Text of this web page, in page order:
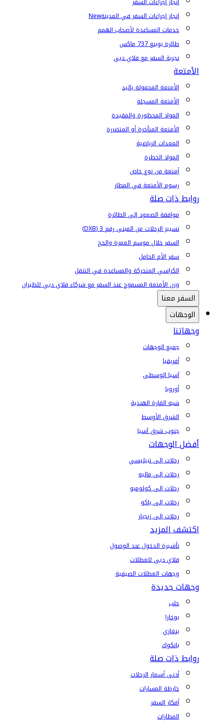
إنجاز إجراءات السفر في المدينةNew
خدمات المساعدة لأصحاب الهمم
طائرة بوينغ 737 ماكس
تجربة السفر مع فلاي دبي
الأمتعة
الأمتعة المحمولة باليد
الأمتعة المسجلة
المواد المحظورة والمقيدة
الأمتعة المتأخرة أو المتضررة
المعدات الرياضية
المواد الخطرة
أمتعة من نوع خاص
رسوم الأمتعة في المطار
روابط ذات صلة
موافقة الصعود إلى الطائرة
تسيير الرحلات من المبنى رقم 3 (DXB)
السفر خلال موسم العمرة والحج
سفر الأم الحامل
الكراسي المتحركة والمساعدة في التنقل
وزن الأمتعة المسموح عند السفر مع شركاء فلاي دبي للطيران
السفر معنا
الوجهات
وجهاتنا
جميع الوجهات
أفريقيا
آسيا الوسطى
أوروبا
شبه القارة الهندية
الشرق الأوسط
جنوب شرق آسيا
أفضل الوجهات
رحلات إلى تبيليسي
رحلات إلى ماليه
رحلات إلى كولومبو
رحلات إلى باكو
رحلات إلى زنجبار
اكتشف المزيد
تأشيرة الدخول عند الوصول
فلاي دبي للعطلات
وجهات العطلات الصيفية
وجهات جديدة
حلب
بوخارا
بنغازي
بانكوك
روابط ذات صلة
أدنى أسعار الرحلات
خارطة المسارات
أفكار السفر
المطارات